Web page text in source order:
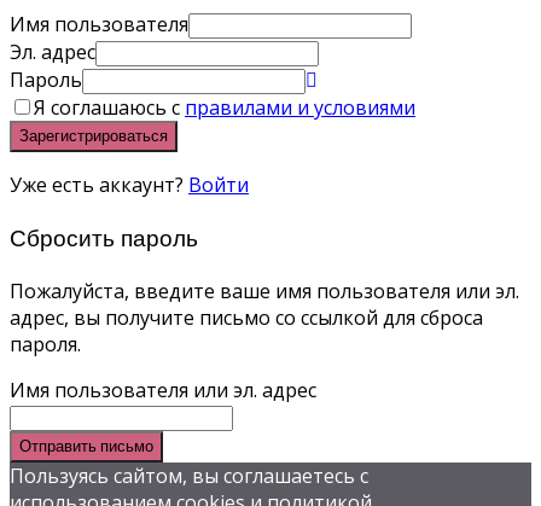
Имя пользователя
Эл. адрес
Пароль
Я соглашаюсь с правилами и условиями
Зарегистрироваться
Уже есть аккаунт? Войти
Сбросить пароль
Пожалуйста, введите ваше имя пользователя или эл.
адрес, вы получите письмо со ссылкой для сброса
пароля.
Имя пользователя или эл. адрес
Отправить письмо
Пользуясь сайтом, вы соглашаетесь с